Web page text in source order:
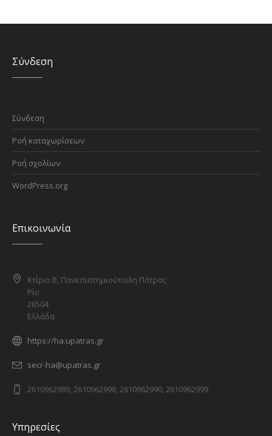
Σύνδεση
Σύνδεση
Ροή καταχωρίσεων
Ροή σχολίων
WordPress.org
Επικοινωνία
Κτίριο Β, Πανεπιστημιούπολη Πάτρας
Ρίο
26504
Ελλάδα
https://ha.upatras.gr
secr-ha@upatras.gr
2610962989, 2610962998, 2610962990, 2610962999
Υπηρεσίες